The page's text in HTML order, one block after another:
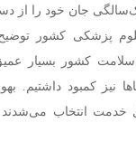
پزشکی کشور
کشور بسیار
نیز کمبود داشتیم.
انتخاب می‌شدند